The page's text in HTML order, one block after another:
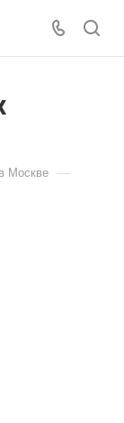
Москве —